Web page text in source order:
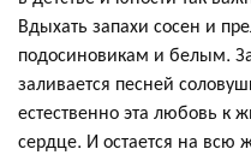
Вдыхать запахи сосен и
подосиновикам и белым.
заливается песней
естественно эта любовь к
сердце. И остается на всю